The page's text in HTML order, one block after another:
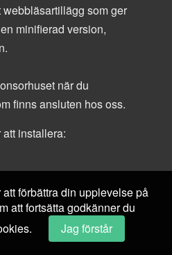
webbläsartillägg som ger
minifierad version,
när du
finns ansluten hos oss.
installera:
förbättra din upplevelse på
att fortsätta godkänner du
Jag förstår